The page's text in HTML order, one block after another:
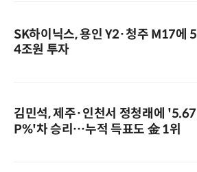
SK하이닉스, 용인 Y2·청주 M17에 5
4조원 투자
김민석, 제주·인천서 정청래에 '5.67
P%'차 승리…누적 득표도 金 1위